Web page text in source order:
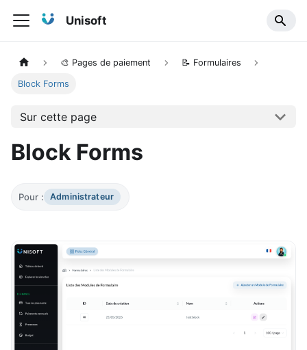
Unisoft
🎨 Pages de paiement 📝 Formulaires
Block Forms
Sur cette page
Block Forms
Pour : Administrateur